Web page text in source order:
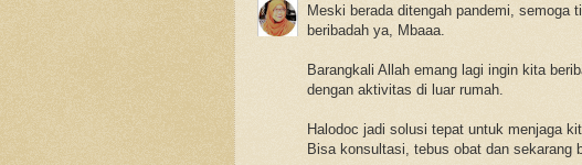
Meski berada ditengah pandemi, semoga
beribadah ya, Mbaaa.
Barangkali Allah emang lagi ingin kita
dengan aktivitas di luar rumah.
Halodoc jadi solusi tepat untuk menjaga
Bisa konsultasi, tebus obat dan sekarang